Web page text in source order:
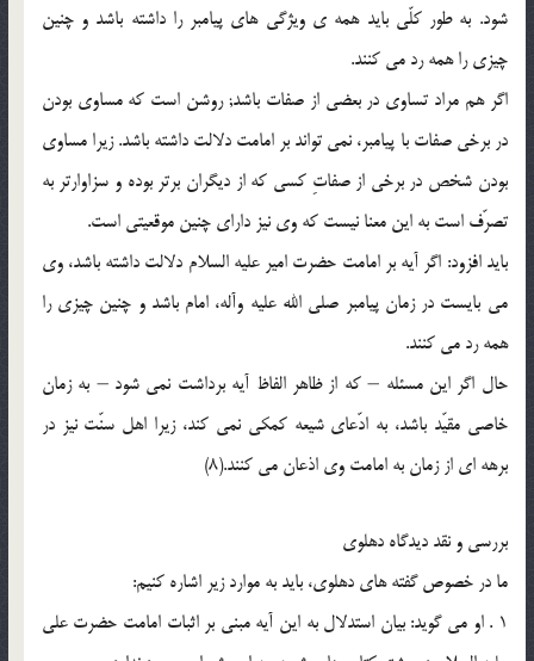
شود. به طور کلّى باید همه ی ویژگى هاى پیامبر را داشته باشد و چنین
چیزى را همه رد مى کنند.
اگر هم مراد تساوى در بعضى از صفات باشد; روشن است که مساوى بودن
در برخى صفات با پیامبر، نمى تواند بر امامت دلالت داشته باشد. زیرا مساوى
بودن شخص در برخى از صفاتِ کسى که از دیگران برتر بوده و سزاوارتر به
تصرّف است به این معنا نیست که وى نیز داراى چنین موقعیتى است.
باید افزود: اگر آیه بر امامت حضرت امیر علیه السلام دلالت داشته باشد، وى
مى بایست در زمان پیامبر صلى الله علیه وآله، امام باشد و چنین چیزى را
همه رد مى کنند.
حال اگر این مسئله – که از ظاهر الفاظ آیه برداشت نمى شود – به زمان
خاصى مقیّد باشد، به ادّعاى شیعه کمکى نمى کند، زیرا اهل سنّت نیز در
برهه اى از زمان به امامت وى اذعان مى کنند.(8)
بررسى و نقد دیدگاه دهلوى
ما در خصوص گفته هاى دهلوى، باید به موارد زیر اشاره کنیم:
1 . او مى گوید: بیان استدلال به این آیه مبنى بر اثبات امامت حضرت على